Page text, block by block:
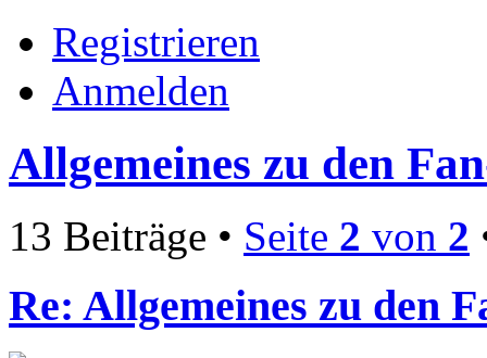
Registrieren
Anmelden
Allgemeines zu den
13 Beiträge • Seite 2 von 2
Re: Allgemeines zu den